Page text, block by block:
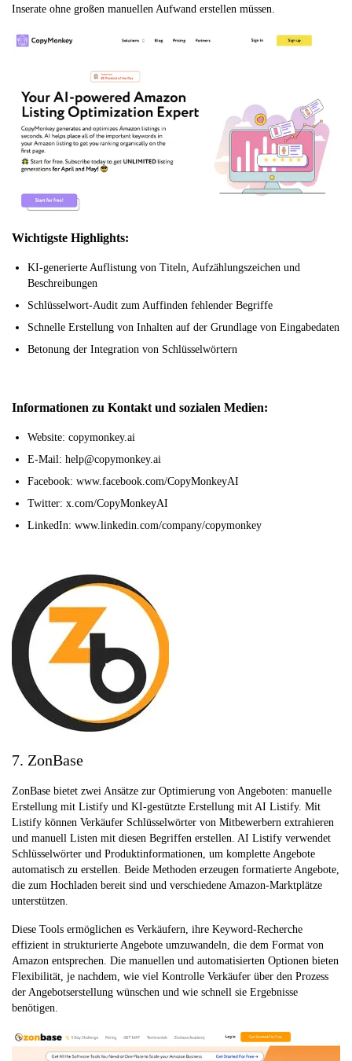
Inserate ohne großen manuellen Aufwand erstellen müssen.
Wichtigste Highlights:
KI-generierte Auflistung von Titeln, Aufzählungszeichen und
Beschreibungen
Schlüsselwort-Audit zum Auffinden fehlender Begriffe
Schnelle Erstellung von Inhalten auf der Grundlage von Eingabedaten
Betonung der Integration von Schlüsselwörtern
Informationen zu Kontakt und sozialen Medien:
Website: copymonkey.ai
E-Mail: help@copymonkey.ai
Facebook: www.facebook.com/CopyMonkeyAI
Twitter: x.com/CopyMonkeyAI
LinkedIn: www.linkedin.com/company/copymonkey
7. ZonBase
ZonBase bietet zwei Ansätze zur Optimierung von Angeboten: manuelle
Erstellung mit Listify und KI-gestützte Erstellung mit AI Listify. Mit
Listify können Verkäufer Schlüsselwörter von Mitbewerbern extrahieren
und manuell Listen mit diesen Begriffen erstellen. AI Listify verwendet
Schlüsselwörter und Produktinformationen, um komplette Angebote
automatisch zu erstellen. Beide Methoden erzeugen formatierte Angebote,
die zum Hochladen bereit sind und verschiedene Amazon-Marktplätze
unterstützen.
Diese Tools ermöglichen es Verkäufern, ihre Keyword-Recherche
effizient in strukturierte Angebote umzuwandeln, die dem Format von
Amazon entsprechen. Die manuellen und automatisierten Optionen bieten
Flexibilität, je nachdem, wie viel Kontrolle Verkäufer über den Prozess
der Angebotserstellung wünschen und wie schnell sie Ergebnisse
benötigen.